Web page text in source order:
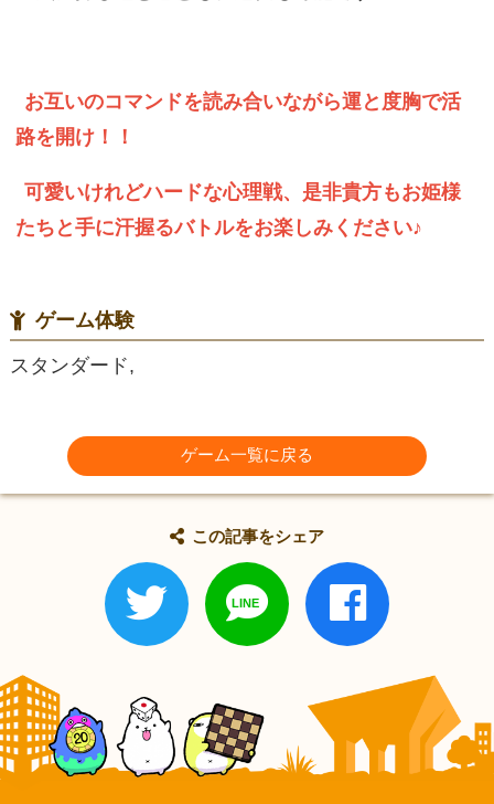
お互いのコマンドを読み合いながら運と度胸で活
路を開け！！
可愛いけれどハードな心理戦、是非貴方もお姫様
たちと手に汗握るバトルをお楽しみください♪
ゲーム体験
スタンダード,
ゲーム一覧に戻る
この記事をシェア